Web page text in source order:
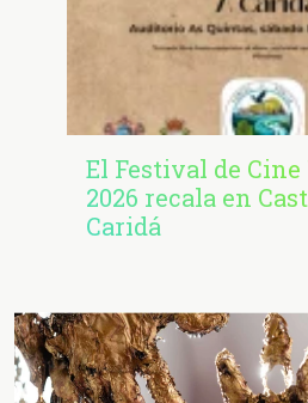
El Festival de
2026 recala en
Caridá